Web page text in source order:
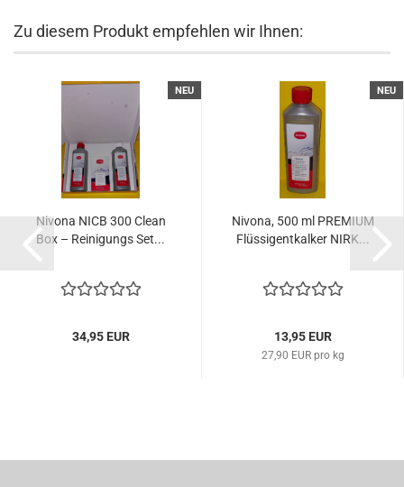
Zu diesem Produkt empfehlen wir Ihnen:
NEU
Nivona NICB 300 Clean
Box – Reinigungs Set...
34,95 EUR
NEU
Nivona, 500 ml PREMIUM
Flüssigentkalker NIRK...
13,95 EUR
27,90 EUR pro kg